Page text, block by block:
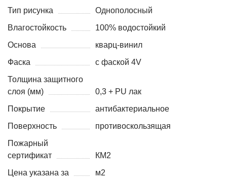
Тип рисунка
Однополосный
Влагостойкость
100% водостойкий
Основа
кварц-винил
Фаска
с фаской 4V
Толщина защитного
слоя (мм)
0,3 + PU лак
Покрытие
антибактериальное
Поверхность
противоскользящая
Пожарный
сертификат
КМ2
Цена указана за
м2